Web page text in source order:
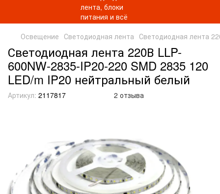
Освещение Светодиодная лента Светодиодная лента
Светодиодная лента 220В LLP-
600NW-2835-IP20-220 SMD 2835 120
LED/m IP20 нейтральный белый
Артикул: 2117817 2 отзыва